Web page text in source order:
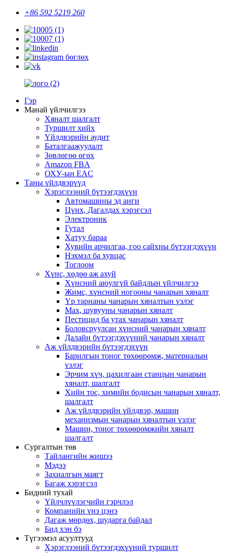
+86 592 5219 260
Гэр
Манай үйлчилгээ
Хяналт шалгалт
Туршилт хийх
Үйлдвэрийн аудит
Баталгаажуулалт
Зөвлөгөө өгөх
Amazon FBA
ОХУ-ын EAC
Таны үйлдвэрүүд
Хэрэглээний бүтээгдэхүүн
Автомашины эд анги
Цүнх, Дагалдах хэрэгсэл
Электроник
Гутал
Хатуу бараа
Хувийн арчилгаа, гоо сайхны бүтээгдэхүүн
Нэхмэл ба хувцас
Тоглоом
Хүнс, хөдөө аж ахуй
Хүнсний аюулгүй байдлын үйлчилгээ
Жимс, хүнсний ногооны чанарын хяналт
Үр тарианы чанарын хяналтын үзлэг
Мах, шувууны чанарын хяналт
Пестицид ба утах чанарын хяналт
Боловсруулсан хүнсний чанарын хяналт
Далайн бүтээгдэхүүний чанарын хяналт
Аж үйлдвэрийн бүтээгдэхүүн
Барилгын тоног төхөөрөмж, материалын
үзлэг
Эрчим хүч, цахилгаан станцын чанарын
хяналт, шалгалт
Хийн тос, химийн бодисын чанарын хяналт,
шалгалт
Аж үйлдвэрийн үйлдвэр, машин
механизмын чанарын хяналтын үзлэг
Машин, тоног төхөөрөмжийн хяналт
шалгалт
Сургалтын төв
Тайлангийн жишээ
Мэдээ
Захиалгын маягт
Багаж хэрэгсэл
Бидний тухай
Үйлчлүүлэгчийн гэрчлэл
Компанийн үнэ цэнэ
Дагаж мөрдөх, шударга байдал
Бид хэн бэ
Түгээмэл асуултууд
Хэрэглээний бүтээгдэхүүний туршилт